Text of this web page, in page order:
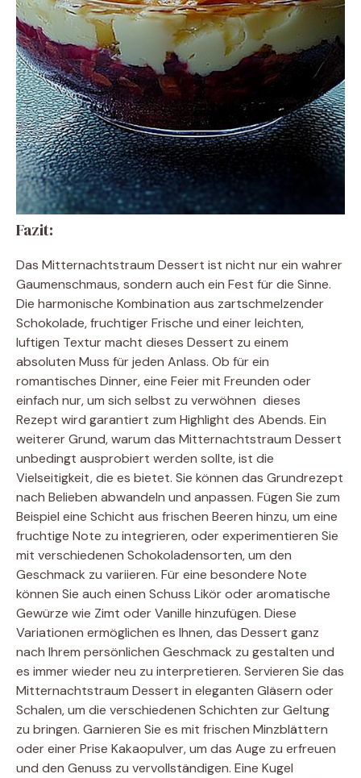
Fazit:
Das Mitternachtstraum Dessert ist nicht nur ein wahrer
Gaumenschmaus, sondern auch ein Fest für die Sinne.
Die harmonische Kombination aus zartschmelzender
Schokolade, fruchtiger Frische und einer leichten,
luftigen Textur macht dieses Dessert zu einem
absoluten Muss für jeden Anlass. Ob für ein
romantisches Dinner, eine Feier mit Freunden oder
einfach nur, um sich selbst zu verwöhnen  dieses
Rezept wird garantiert zum Highlight des Abends. Ein
weiterer Grund, warum das Mitternachtstraum Dessert
unbedingt ausprobiert werden sollte, ist die
Vielseitigkeit, die es bietet. Sie können das Grundrezept
nach Belieben abwandeln und anpassen. Fügen Sie zum
Beispiel eine Schicht aus frischen Beeren hinzu, um eine
fruchtige Note zu integrieren, oder experimentieren Sie
mit verschiedenen Schokoladensorten, um den
Geschmack zu variieren. Für eine besondere Note
können Sie auch einen Schuss Likör oder aromatische
Gewürze wie Zimt oder Vanille hinzufügen. Diese
Variationen ermöglichen es Ihnen, das Dessert ganz
nach Ihrem persönlichen Geschmack zu gestalten und
es immer wieder neu zu interpretieren. Servieren Sie das
Mitternachtstraum Dessert in eleganten Gläsern oder
Schalen, um die verschiedenen Schichten zur Geltung
zu bringen. Garnieren Sie es mit frischen Minzblättern
oder einer Prise Kakaopulver, um das Auge zu erfreuen
und den Genuss zu vervollständigen. Eine Kugel